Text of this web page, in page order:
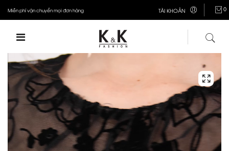
Miễn phí vận chuyển mọi đơn hàng TÀI KHOẢN 0